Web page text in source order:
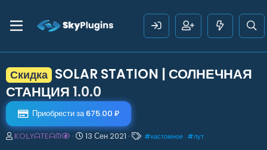
Скидка SOLAR STATION | СОЛНЕЧНАЯ
СТАНЦИЯ 1.0.0
Приобрести за 675.00 ₽
А
KOᒪYᗩTEᗩᗰ
Д
13 Сен 2021
Т
#кастомное #лут